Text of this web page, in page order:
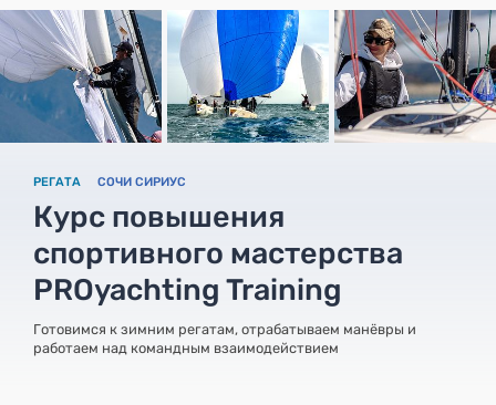
РЕГАТА СОЧИ СИРИУС
Курс повышения
спортивного мастерства
PROyachting Training
Готовимся к зимним регатам, отрабатываем манёвры и
работаем над командным взаимодействием